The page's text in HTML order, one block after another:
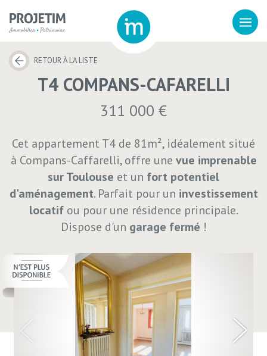
RETOUR À LA LISTE
T4 COMPANS-CAFARELLI
311 000 €
Cet appartement T4 de 81m², idéalement situé
à Compans-Caffarelli, offre une vue imprenable
sur Toulouse et un fort potentiel
d'aménagement. Parfait pour un investissement
locatifou pour une résidence principale.
Dispose d'un garage fermé !